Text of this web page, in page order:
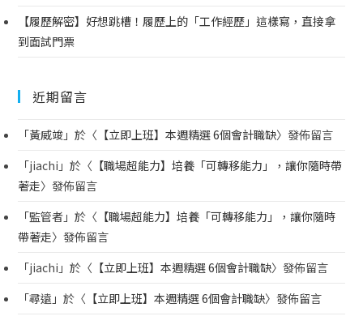
【履歷解密】好想跳槽！履歷上的「工作經歷」這樣寫，直接拿
到面試門票
近期留言
「黃威竣 」於〈 【立即上班】本週精選 6個會計職缺〉發佈留言
「jiachi 」於〈 【職場超能力】培養「可轉移能力」，讓你隨時帶
著走〉發佈留言
「監管者 」於〈 【職場超能力】培養「可轉移能力」，讓你隨時
帶著走〉發佈留言
「jiachi 」於〈 【立即上班】本週精選 6個會計職缺〉發佈留言
「尋遠 」於〈 【立即上班】本週精選 6個會計職缺〉發佈留言